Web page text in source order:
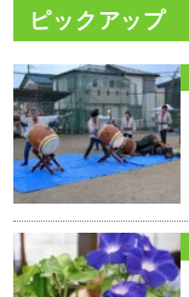
ピックアップ